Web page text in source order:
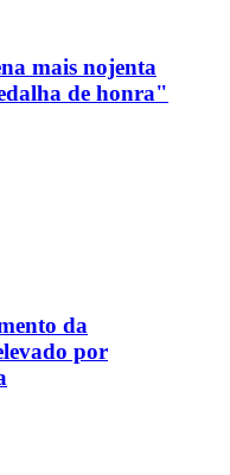
mais nojenta
de honra"
da
por